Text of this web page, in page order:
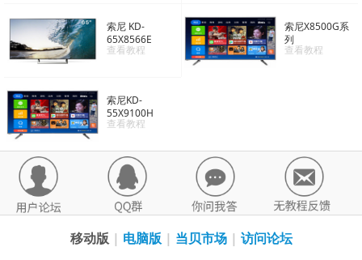
索尼 KD-
65X8566E
查看教程
索尼X8500G系
列
查看教程
索尼KD-
55X9100H
查看教程
移动版 | 电脑版 | 当贝市场 | 访问论坛